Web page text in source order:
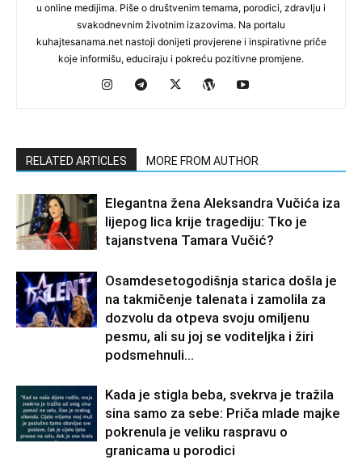
u online medijima. Piše o društvenim temama, porodici, zdravlju i
svakodnevnim životnim izazovima. Na portalu
kuhajtesanama.net nastoji donijeti provjerene i inspirativne priče
koje informišu, educiraju i pokreću pozitivne promjene.
RELATED ARTICLES MORE FROM AUTHOR
Elegantna žena Aleksandra Vučića iza
lijepog lica krije tragediju: Tko je
tajanstvena Tamara Vučić?
Osamdesetogodišnja starica došla je
na takmičenje talenata i zamolila za
dozvolu da otpeva svoju omiljenu
pesmu, ali su joj se voditeljka i žiri
podsmehnuli...
Kada je stigla beba, svekrva je tražila
sina samo za sebe: Priča mlade majke
pokrenula je veliku raspravu o
granicama u porodici